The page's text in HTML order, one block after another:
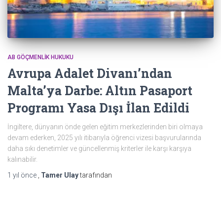
AB GÖÇMENLIK HUKUKU
Avrupa Adalet Divanı’ndan
Malta’ya Darbe: Altın Pasaport
Programı Yasa Dışı İlan Edildi
İngiltere, dünyanın önde gelen eğitim merkezlerinden biri olmaya
devam ederken, 2025 yılı itibarıyla öğrenci vizesi başvurularında
daha sıkı denetimler ve güncellenmiş kriterler ile karşı karşıya
kalınabilir.
1 yıl önce Tamer Ulaytarafından